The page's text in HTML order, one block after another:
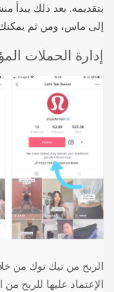
بتقديمه. بعد ذلك يبدأ
إلى ماس، ومن ثم
إدارة الحملات
الربح من تيك توك من
الإعتماد عليها للربح